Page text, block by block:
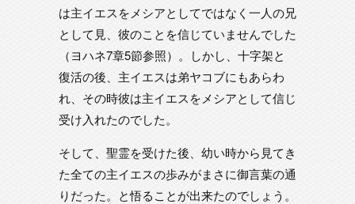
は主イエスをメシアとしてではなく一人の兄
として見、彼のことを信じていませんでした
（ヨハネ7章5節参照）。しかし、十字架と
復活の後、主イエスは弟ヤコブにもあらわ
れ、その時彼は主イエスをメシアとして信じ
受け入れたのでした。
そして、聖霊を受けた後、幼い時から見てき
た全ての主イエスの歩みがまさに御言葉の通
りだった。と悟ることが出来たのでしょう。